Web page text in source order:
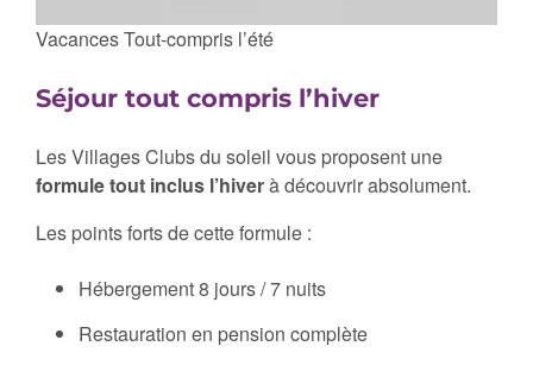
Vacances Tout-compris l’été
Séjour tout compris l’hiver
Les Villages Clubs du soleil vous proposent une
formule tout inclus l’hiverà découvrir absolument.
Les points forts de cette formule :
Hébergement 8 jours / 7 nuits
Restauration en pension complète